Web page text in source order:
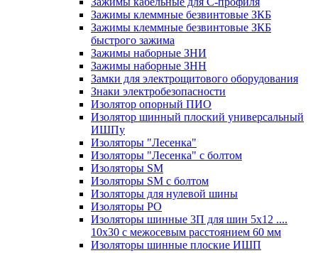
Зажимы клеммные безвинтовые ЗКБ
Зажимы клеммные безвинтовые ЗКБ
быстрого зажима
Зажимы наборные ЗНИ
Зажимы наборные ЗНН
Замки для электрощитового оборудования
Знаки электробезопасности
Изолятор опорный ПИО
Изолятор шинный плоский универсальный
ИШПу
Изоляторы "Лесенка"
Изоляторы "Лесенка" с болтом
Изоляторы SM
Изоляторы SM c болтом
Изоляторы для нулевой шины
Изоляторы РО
Изоляторы шинные 3П для шин 5х12 ....
10х30 с межосевым расстоянием 60 мм
Изоляторы шинные плоские ИШП